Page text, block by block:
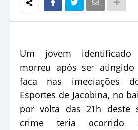
Um jovem identificado
morreu após ser
faca nas imediações
Esportes de Jacobina, no
por volta das 21h deste
crime teria ocorrido